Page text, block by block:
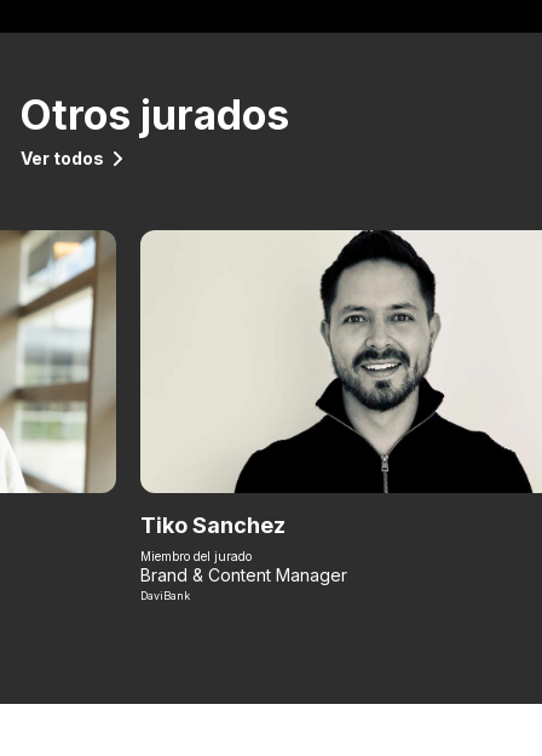
Otros jurados
Ver todos
Tiko Sanchez
Miembro del jurado
Brand & Content Manager
DaviBank